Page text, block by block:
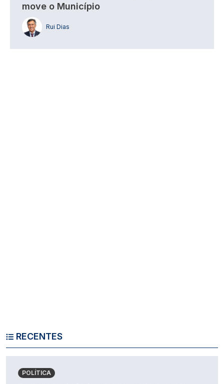
move o Município
Rui Dias
RECENTES
POLÍTICA